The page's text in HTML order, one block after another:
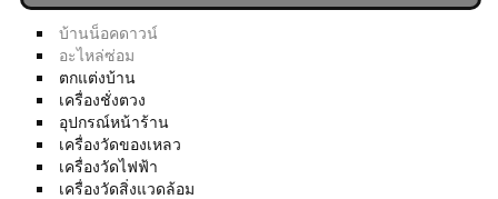
บ้านน็อคดาวน์
อะไหล่ซ่อม
ตกแต่งบ้าน
เครื่องชั่งตวง
อุปกรณ์หน้าร้าน
เครื่องวัดของเหลว
เครื่องวัดไฟฟ้า
เครื่องวัดสิ่งแวดล้อม